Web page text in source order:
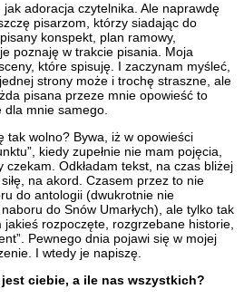
adoracja czytelnika. Ale naprawdę
pisarzom, którzy siadając do
konspekt, plan ramowy,
poznaję w trakcie pisania. Moja
które spisuję. I zaczynam myśleć,
strony może i trochę straszne, ale
pisana przeze mnie opowieść to
dla mnie samego.
tak wolno? Bywa, iż w opowieści
kiedy zupełnie nie mam pojęcia,
Odkładam tekst, na czas bliżej
na akord. Czasem przez to nie
do antologii (dwukrotnie nie
do Snów Umarłych), ale tylko tak
rozpoczęte, rozgrzebane historie,
Pewnego dnia pojawi się w mojej
I wtedy je napiszę.
jest ciebie, a ile nas wszystkich?